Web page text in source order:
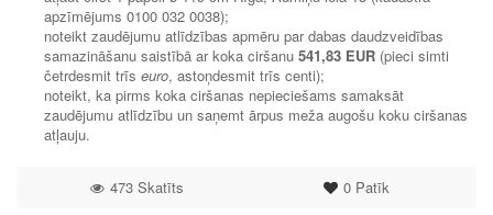
apzīmējums 0100 032 0038);
noteikt zaudējumu atlīdzības apmēru par dabas daudzveidības
samazināšanu saistībā ar koka ciršanu 541,83 EUR (pieci simti
četrdesmit trīs euro, astoņdesmit trīs centi);
noteikt, ka pirms koka ciršanas nepieciešams samaksāt
zaudējumu atlīdzību un saņemt ārpus meža augošu koku ciršanas
atļauju.
0Patīk
473 Skatīts